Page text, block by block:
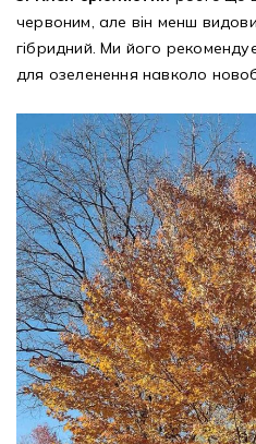
червоним, але він менш
гібридний. Ми його
для озеленення навколо